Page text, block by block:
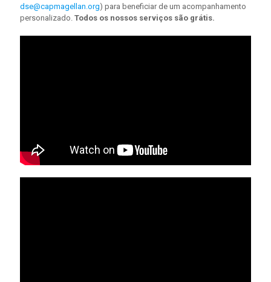
dse@capmagellan.org) para beneficiar de um acompanhamento
personalizado. Todos os nossos serviços são grátis.